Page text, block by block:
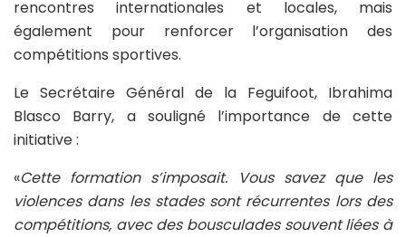
rencontres internationales et locales, mais
également pour renforcer l’organisation des
compétitions sportives.
Le Secrétaire Général de la Feguifoot, Ibrahima
Blasco Barry, a souligné l’importance de cette
initiative :
«Cette formation s’imposait. Vous savez que les
violences dans les stades sont récurrentes lors des
compétitions, avec des bousculades souvent liées à